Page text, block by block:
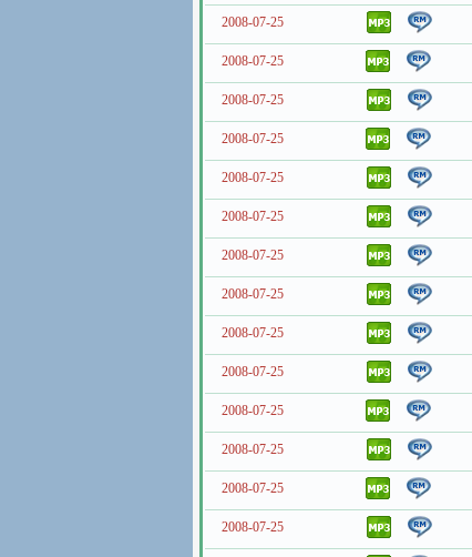
2008-07-25
2008-07-25
2008-07-25
2008-07-25
2008-07-25
2008-07-25
2008-07-25
2008-07-25
2008-07-25
2008-07-25
2008-07-25
2008-07-25
2008-07-25
2008-07-25